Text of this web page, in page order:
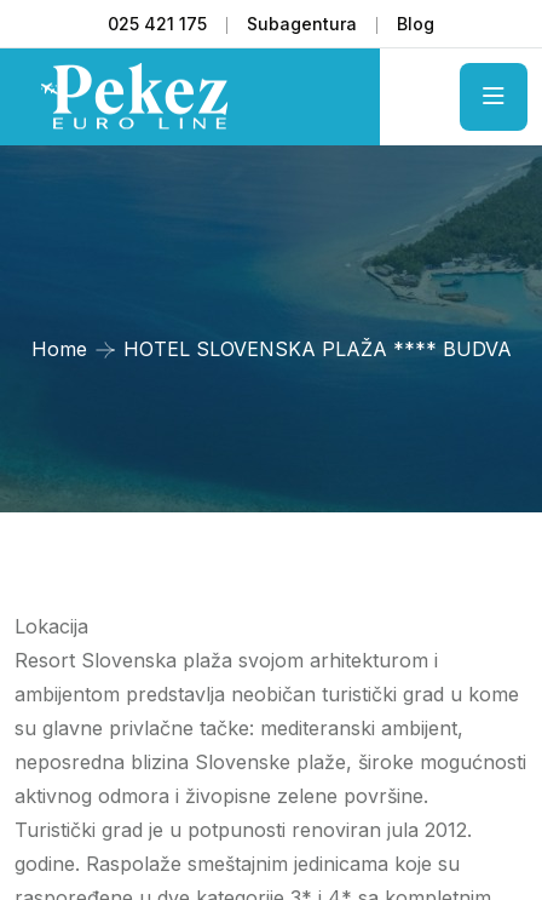
025 421 175 Subagentura Blog
Home HOTEL SLOVENSKA PLAŽA **** BUDVA
Lokacija
Resort Slovenska plaža svojom arhitekturom i
ambijentom predstavlja neobičan turistički grad u kome
su glavne privlačne tačke: mediteranski ambijent,
neposredna blizina Slovenske plaže, široke mogućnosti
aktivnog odmora i živopisne zelene površine.
Turistički grad je u potpunosti renoviran jula 2012.
godine. Raspolaže smeštajnim jedinicama koje su